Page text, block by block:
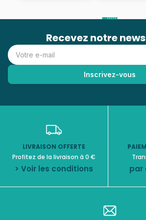
Recevez notre
LIVRAISON OFFERTE
Profitez de la livraison à 0 €
> Voir les conditions par